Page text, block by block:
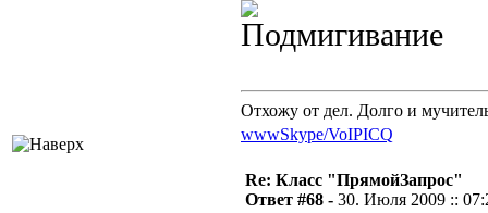
Отхожу от дел. Долго и
wwwSkype/VoIPICQ
Re: Класс "ПрямойЗапрос"
Ответ #68 - 30. Июля 2009 ::